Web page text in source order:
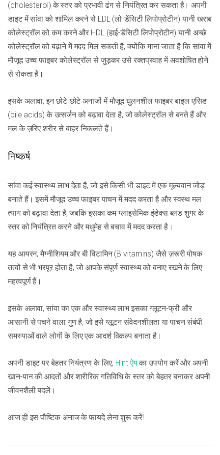
(cholesterol) के स्तर को प्रभावी ढंग से नियंत्रित कर सकता है। अपनी
डाइट में सांवा को शामिल करने से LDL (लो-डेंसिटी लिपोप्रोटीन) यानी खराब
कोलेस्ट्रॉल को कम करने और HDL (हाई-डेंसिटी लिपोप्रोटीन) यानी अच्छे
कोलेस्ट्रॉल को बढ़ाने में मदद मिल सकती है, क्योंकि माना जाता है कि सांवा में
मौजूद उच्च फाइबर कोलेस्ट्रॉल से जुड़कर उसे रक्तप्रवाह में अवशोषित होने
से रोकता है।
इसके अलावा, इन छोटे-छोटे अनाजों में मौजूद घुलनशील फाइबर बाइल एसिड
(bile acids) के उत्सर्जन को बढ़ावा देता है, जो कोलेस्ट्रॉल से बनते हैं और
मल के ज़रिए शरीर से बाहर निकलते हैं।
निष्कर्ष
सांवा कई स्वास्थ्य लाभ देता है, जो इसे किसी भी डाइट में एक मूल्यवान जोड़
बनाते हैं। इसमें मौजूद उच्च फाइबर पाचन में मदद करता है और स्वस्थ मल
त्याग को बढ़ावा देता है, जबकि इसका कम ग्लाइसेमिक इंडेक्स ब्लड शुगर के
स्तर को नियंत्रित करने और मधुमेह से बचाव में मदद करता है।
यह आयरन, मैग्नीशियम और बी विटामिन (B vitamins) जैसे ज़रूरी पोषक
तत्वों से भी भरपूर होता है, जो आपके संपूर्ण स्वास्थ्य को बनाए रखने के लिए
महत्वपूर्ण हैं।
इसके अलावा, सांवा का एक और स्वास्थ्य लाभ इसका ग्लूटन-फ्री और
आसानी से पचने वाला गुण है, जो इसे ग्लूटन संवेदनशीलता या पाचन संबंधी
समस्याओं वाले लोगों के लिए एक आदर्श विकल्प बनाता है।
अपनी डाइट पर बेहतर नियंत्रण के लिए, Hint ऐपका उपयोग करें और अपनी
खान-पान की आदतों और शारीरिक गतिविधि के स्तर को बेहतर बनाकर अपनी
जीवनशैली बदलें।
आज ही इस पौष्टिक अनाज के फायदे लेना शुरू करें!